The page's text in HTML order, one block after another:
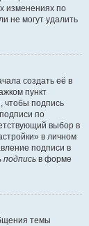
изменениях по
не могут удалить
создать её в
пункт
чтобы подпись
по
выбор в
в личном
подписи в
в форме
темы